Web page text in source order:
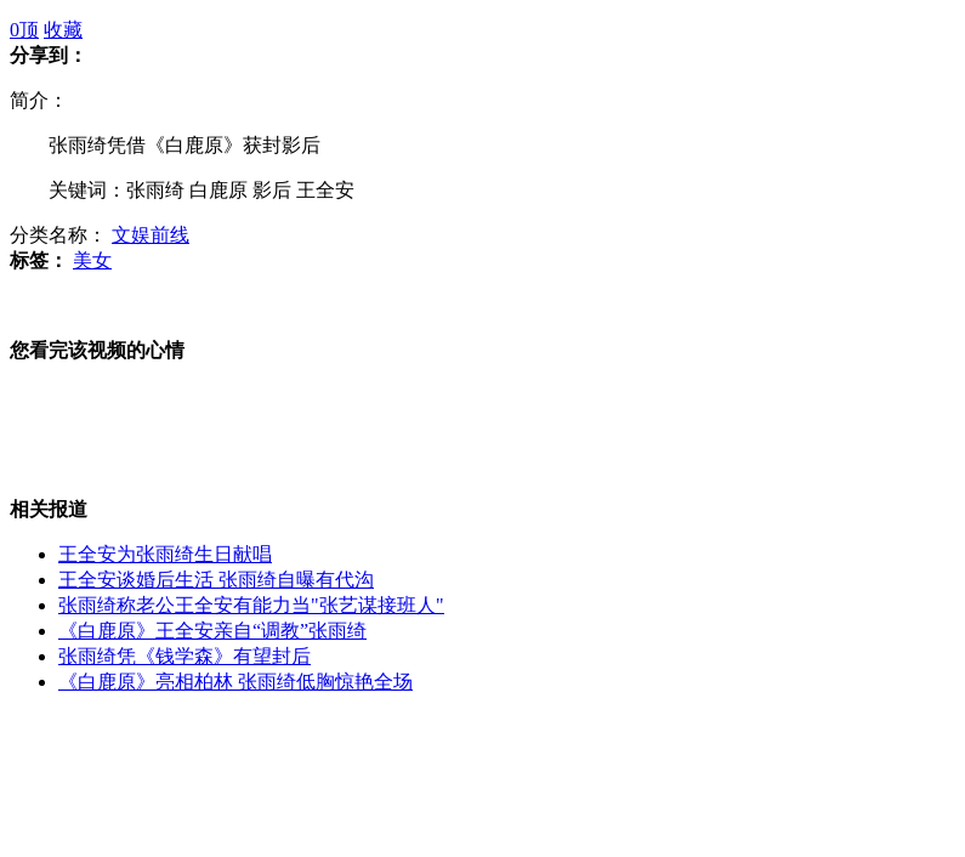
温岭部分受虐儿童回到幼儿园上课
实拍谈判专家解救被劫持女童
山西运城恶犬咬伤多人 警民合力深夜将其击毙
0顶 收藏
分享到：
简介：
张雨绮凭借《白鹿原》获封影后
关键词：张雨绮 白鹿原 影后 王全安
分类名称： 文娱前线
标签：
美女
您看完该视频的心情
相关报道
王全安为张雨绮生日献唱
王全安谈婚后生活 张雨绮自曝有代沟
张雨绮称老公王全安有能力当"张艺谋接班人"
《白鹿原》王全安亲自“调教”张雨绮
张雨绮凭《钱学森》有望封后
《白鹿原》亮相柏林 张雨绮低胸惊艳全场